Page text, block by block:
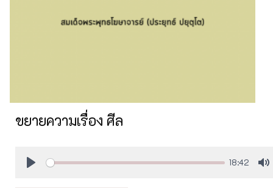
ขยายความเรื่อง ศีล
18:42